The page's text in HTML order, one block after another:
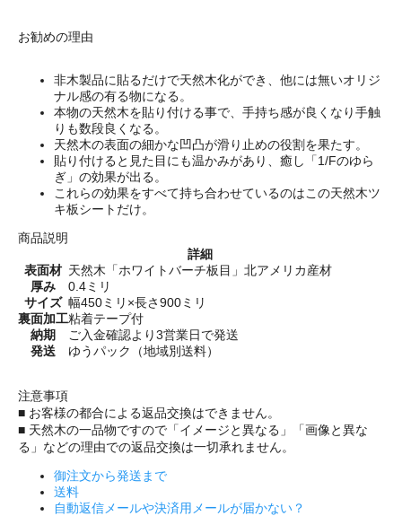
お勧めの理由
非木製品に貼るだけで天然木化ができ、他には無いオリジ
ナル感の有る物になる。
本物の天然木を貼り付ける事で、手持ち感が良くなり手触
りも数段良くなる。
天然木の表面の細かな凹凸が滑り止めの役割を果たす。
貼り付けると見た目にも温かみがあり、癒し「1/Fのゆら
ぎ」の効果が出る。
これらの効果をすべて持ち合わせているのはこの天然木ツ
キ板シートだけ。
商品説明
詳細
表面材 天然木「ホワイトバーチ板目」北アメリカ産材
厚み
0.4ミリ
サイズ 幅450ミリ×長さ900ミリ
裏面加工粘着テープ付
納期
ご入金確認より3営業日で発送
発送
ゆうパック（地域別送料）
注意事項
■ お客様の都合による返品交換はできません。
■ 天然木の一品物ですので「イメージと異なる」「画像と異な
る」などの理由での返品交換は一切承れません。
御注文から発送まで
送料
自動返信メールや決済用メールが届かない？